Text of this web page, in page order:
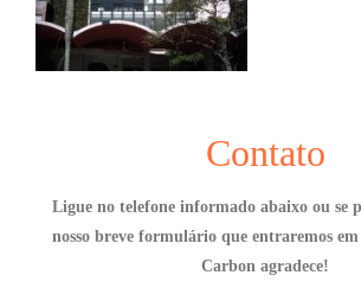
Contato
Ligue no telefone informado abaixo ou se
nosso breve formulário que entraremos
Carbon agradece!